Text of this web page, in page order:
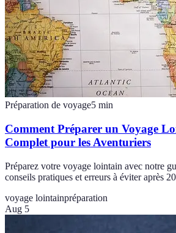
Préparation de voyage5 min
Comment Préparer un Voyage
Complet pour les Aventuriers
Préparez votre voyage lointain avec notre
conseils pratiques et erreurs à éviter après
voyage lointainpréparation
Aug 5